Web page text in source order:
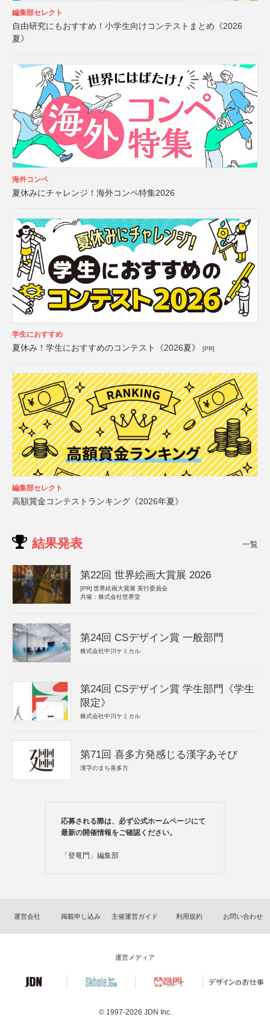
編集部セレクト
自由研究にもおすすめ！小学生向けコンテストまとめ《2026
夏》
海外コンペ
夏休みにチャレンジ！海外コンペ特集2026
学生におすすめ
夏休み！学生におすすめのコンテスト《2026夏》 [PR]
編集部セレクト
高額賞金コンテストランキング《2026年夏》
結果発表 一覧
第22回 世界絵画大賞展 2026
[PR] 世界絵画大賞展 実行委員会
共催：株式会社世界堂
第24回 CSデザイン賞 一般部門
株式会社中川ケミカル
第24回 CSデザイン賞 学生部門《学生
限定》
株式会社中川ケミカル
第71回 喜多方発感じる漢字あそび
漢字のまち喜多方
応募される際は、必ず公式ホームページにて
最新の開催情報をご確認ください。
「登竜門」編集部
運営会社 掲載申し込み 主催運営ガイド 利用規約 お問い合わせ
運営メディア
© 1997-2026 JDN Inc.